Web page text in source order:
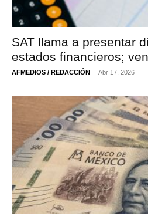
SAT llama a presentar
estados financieros;
AFMEDIOS / REDACCIÓN - Abr 17, 2026